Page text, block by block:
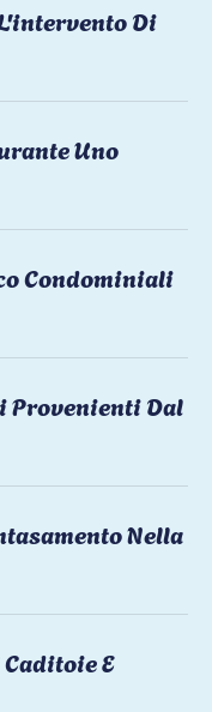
Di
Uno
Condominiali
Provenienti Dal
Nella
E